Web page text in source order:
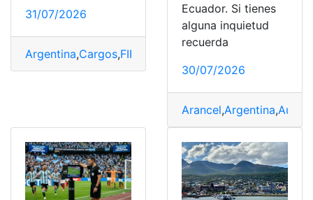
31/07/2026
Argentina,Cargos,FIFA
Ecuador. Si tienes
alguna inquietud
recuerda
30/07/2026
Arancel,Argentina,Autos